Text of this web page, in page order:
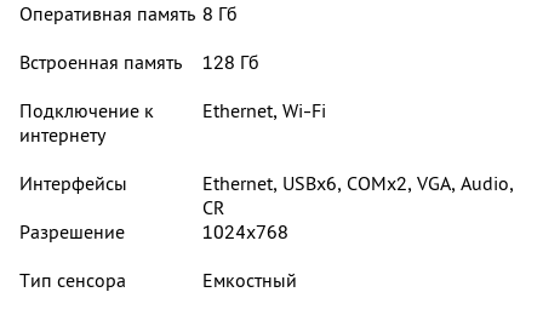
Оперативная память 8 Гб
Встроенная память
128 Гб
Подключение к
интернету
Ethernet, Wi-Fi
Интерфейсы
Ethernet, USBх6, COMх2, VGA, Audio,
CR
Разрешение
1024x768
Тип сенсора
Емкостный